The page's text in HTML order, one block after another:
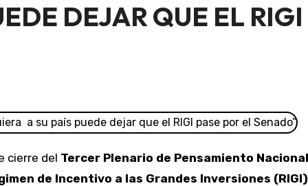
DEJAR QUE EL RIGI
cierre del Tercer Plenario de Pensamiento
de Incentivo a las Grandes Inversiones (RIGI)